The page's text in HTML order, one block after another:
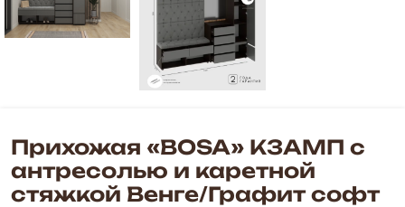
Прихожая «BOSA» К3АМП с
антресолью и каретной
стяжкой Венге/Графит софт